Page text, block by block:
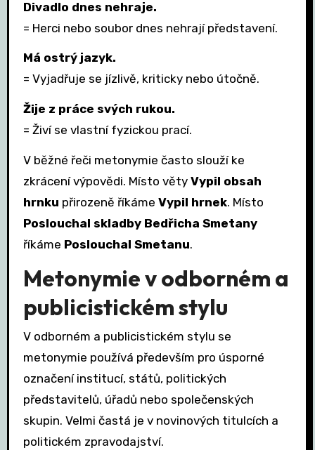
Divadlo dnes nehraje.
= Herci nebo soubor dnes nehrají představení.
Má ostrý jazyk.
= Vyjadřuje se jízlivě, kriticky nebo útočně.
Žije z práce svých rukou.
= Živí se vlastní fyzickou prací.
V běžné řeči metonymie často slouží ke
zkrácení výpovědi. Místo věty Vypil obsah
hrnku přirozeně říkáme Vypil hrnek. Místo
Poslouchal skladby Bedřicha Smetany
říkáme Poslouchal Smetanu.
Metonymie v odborném a
publicistickém stylu
V odborném a publicistickém stylu se
metonymie používá především pro úsporné
označení institucí, států, politických
představitelů, úřadů nebo společenských
skupin. Velmi častá je v novinových titulcích a
politickém zpravodajství.